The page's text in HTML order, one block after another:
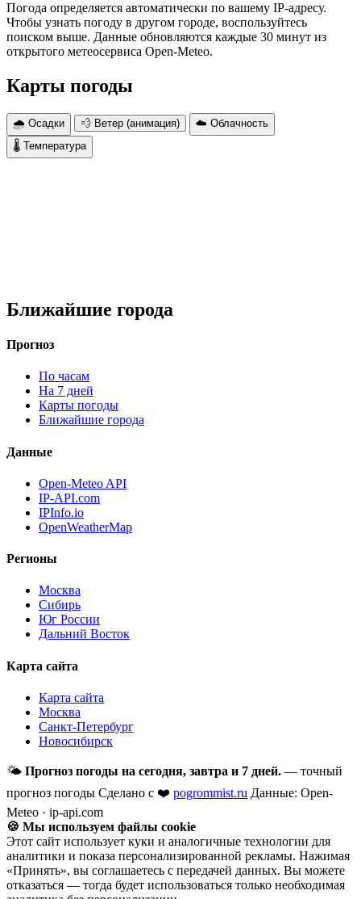
Погода определяется автоматически по вашему IP-адресу.
Чтобы узнать погоду в другом городе, воспользуйтесь
поиском выше. Данные обновляются каждые 30 минут из
открытого метеосервиса Open-Meteo.
Карты погоды
🌧 Осадки 💨 Ветер (анимация)
☁️ Облачность
🌡 Температура
Ближайшие города
Прогноз
По часам
На 7 дней
Карты погоды
Ближайшие города
Данные
Open-Meteo API
IP-API.com
IPInfo.io
OpenWeatherMap
Регионы
Москва
Сибирь
Юг России
Дальний Восток
Карта сайта
Карта сайта
Москва
Санкт-Петербург
Новосибирск
🌤 Прогноз погоды на сегодня, завтра и 7 дней. — точный
прогноз погоды Сделано с ❤️ pogrommist.ru Данные: Open-
Meteo · ip-api.com
🍪 Мы используем файлы cookie
Этот сайт использует куки и аналогичные технологии для
аналитики и показа персонализированной рекламы. Нажимая
«Принять», вы соглашаетесь с передачей данных. Вы можете
отказаться — тогда будет использоваться только необходимая